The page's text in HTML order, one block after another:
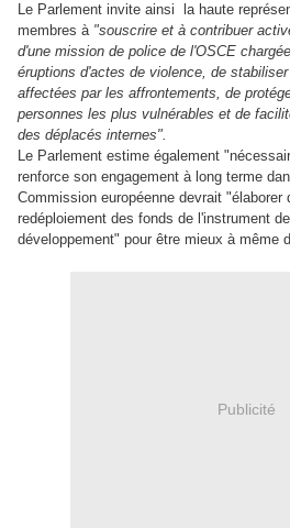
Le Parlement invite ainsi
la haute
membres à "souscrire et à contribuer
d'une mission de police de l'OSCE
éruptions d'actes de violence, de
affectées par les affrontements, de
personnes les plus vulnérables et de
des déplacés internes".
Le Parlement estime également "
renforce son engagement à long terme
Commission européenne devrait "élaborer
redéploiement des fonds de l'instrument
développement" pour être mieux à même
Publicité